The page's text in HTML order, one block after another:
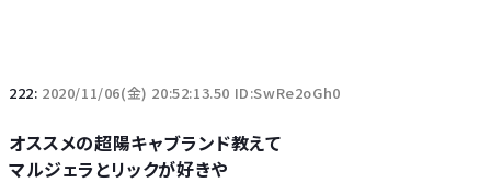
222: 2020/11/06(金) 20:52:13.50 ID:SwRe2oGh0
オススメの超陽キャブランド教えて
マルジェラとリックが好きや